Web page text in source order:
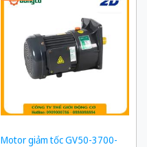
Motor giảm tốc GV50-3700-